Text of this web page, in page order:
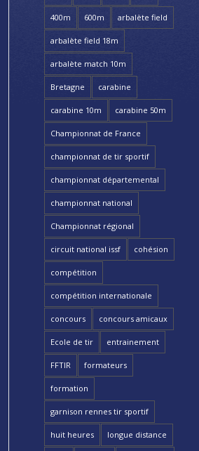
400m 600m arbalète field
arbalète field 18m
arbalète match 10m
Bretagne carabine
carabine 10m carabine 50m
Championnat de France
championnat de tir sportif
championnat départemental
championnat national
Championnat régional
circuit national issf cohésion
compétition
compétition internationale
concours concours amicaux
Ecole de tir entrainement
FFTIR formateurs
formation
garnison rennes tir sportif
huit heures longue distance